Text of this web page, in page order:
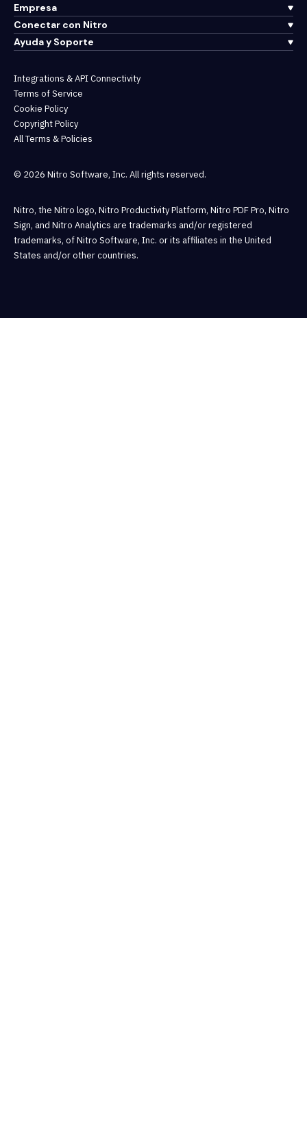
Empresa
Conectar con Nitro
Ayuda y Soporte
Integrations & API Connectivity
Terms of Service
Cookie Policy
Copyright Policy
All Terms & Policies
© 2026 Nitro Software, Inc. All rights reserved.
Nitro, the Nitro logo, Nitro Productivity Platform, Nitro PDF Pro, Nitro
Sign, and Nitro Analytics are trademarks and/or registered
trademarks, of Nitro Software, Inc. or its affiliates in the United
States and/or other countries.